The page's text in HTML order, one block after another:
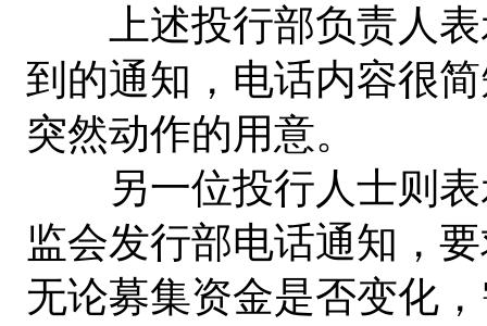
上述投行部负责人表
到的通知，电话内容很
突然动作的用意。
另一位投行人士则表
监会发行部电话通知，
无论募集资金是否变化